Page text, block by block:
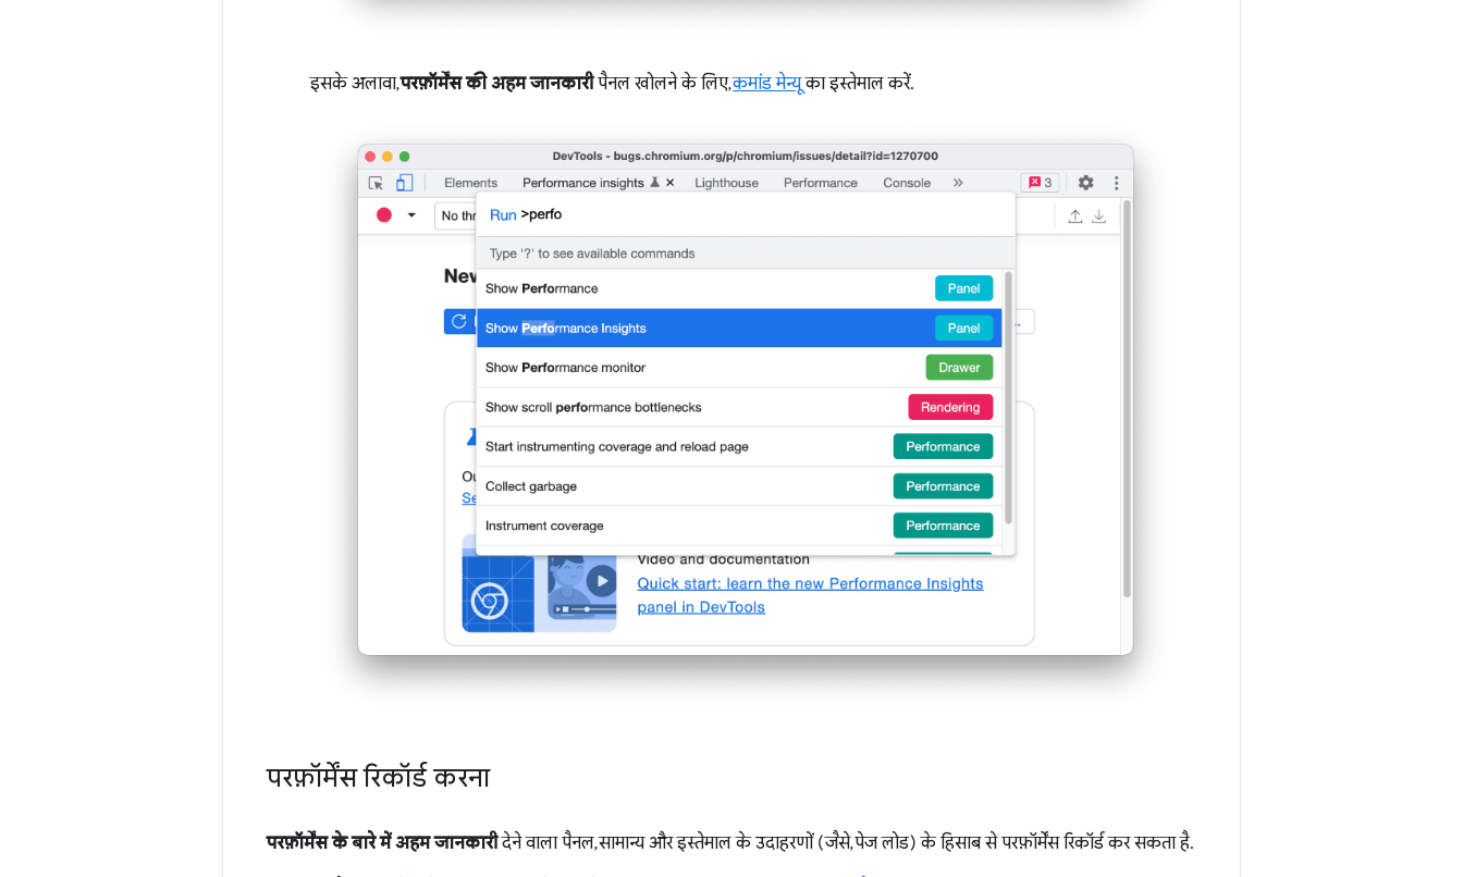
इसके अलावा,परफ़ॉर्मेंस की अहम जानकारीपैनल खोलने के लिए,कमांड मेन्यूका इस्तेमाल करें.
परफ़ॉर्मेंस रिकॉर्ड करना
परफ़ॉर्मेंस के बारे में अहम जानकारीदेने वाला पैनल, सामान्य और इस्तेमाल के उदाहरणों (जैसे, पेज लोड) के हिसाब से परफ़ॉर्मेंस रिकॉर्ड कर सकता है.